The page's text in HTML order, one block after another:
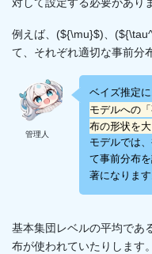
例えば、(${\mu}$)、
て、それぞれ適切な事前分
管理人
ベイズ推定
モデルへの
布の形状を
モデルでは
て事前分布
著になります
基本集団レベルの平均であ
布が使われていたりします。